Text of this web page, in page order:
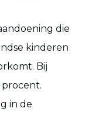
die
kinderen
Bij
procent.
in de